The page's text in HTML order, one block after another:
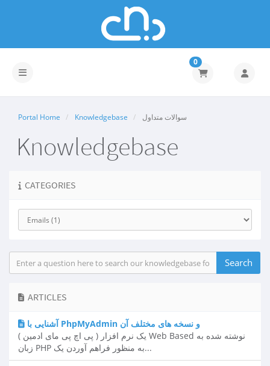
Toggle navigation
0
Portal Home Knowledgebase سوالات متداول
Knowledgebase
CATEGORIES
ARTICLES
آشنایی با PhpMyAdmin و نسخه های مختلف آن
( پی اچ پی مای ادمین ) یک نرم افزار Web Based نوشته شده به
زبان PHP به منظور فراهم آوردن یک...